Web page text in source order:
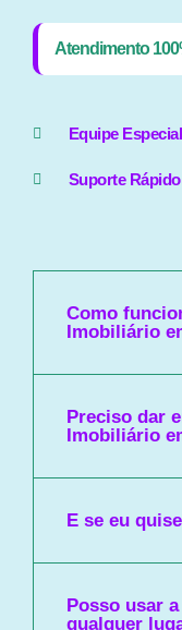
Atendimento
Equipe
Suporte
Como
Imobiliário
Preciso dar
Imobiliário
E se eu
Posso usar
qualquer